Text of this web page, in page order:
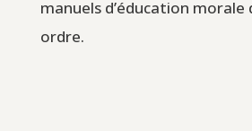
manuels d’éducation morale
ordre.